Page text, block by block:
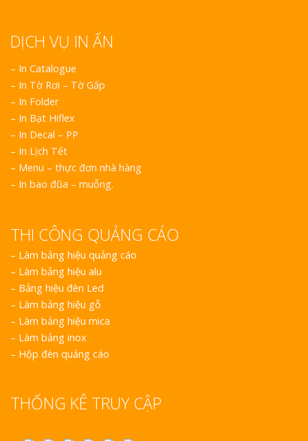
DỊCH VỤ IN ẤN
– In Catalogue
– In Tờ Rơi – Tờ Gấp
– In Folder
– In Bạt Hiflex
– In Decal – PP
– In Lịch Tết
– Menu – thực đơn nhà hàng
– In bao đũa – muỗng.
THI CÔNG QUẢNG CÁO
– Làm bảng hiệu quảng cáo
– Làm bảng hiệu alu
– Bảng hiệu đèn Led
– Làm bảng hiệu gỗ
– Làm bảng hiệu mica
– Làm bảng inox
– Hộp đèn quảng cáo
THỐNG KÊ TRUY CẬP